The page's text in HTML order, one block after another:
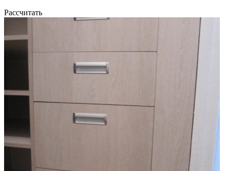
Рассчитать